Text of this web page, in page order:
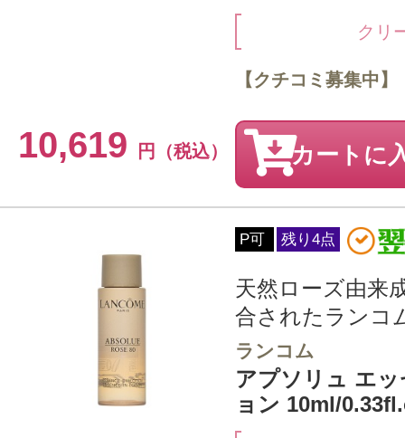
クリ
10,619 円（税込）
【クチコミ募集中】
カートに
P可 残り4点
天然ローズ由来
合されたランコ
ランコム
アプソリュ エ
ョン 10ml/